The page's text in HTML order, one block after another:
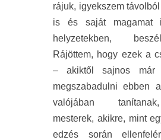
rájuk, igyekszem
is és saját magamat
helyzetekben,
Rájöttem, hogy ezek a
– akiktől sajnos már
megszabadulni ebben
valójában
mesterek, akikre, mint
edzés során